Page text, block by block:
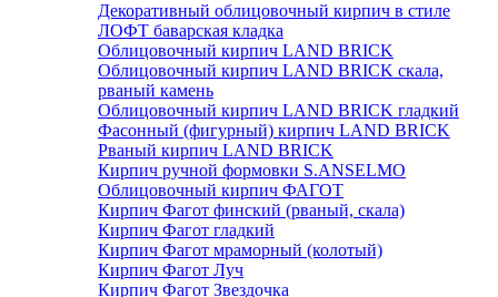
Декоративный облицовочный кирпич в стиле
ЛОФТ баварская кладка
Облицовочный кирпич LAND BRICK
Облицовочный кирпич LAND BRICK скала,
рваный камень
Облицовочный кирпич LAND BRICK гладкий
Фасонный (фигурный) кирпич LAND BRICK
Рваный кирпич LAND BRICK
Кирпич ручной формовки S.ANSELMO
Облицовочный кирпич ФАГОТ
Кирпич Фагот финский (рваный, скала)
Кирпич Фагот гладкий
Кирпич Фагот мраморный (колотый)
Кирпич Фагот Луч
Кирпич Фагот Звездочка